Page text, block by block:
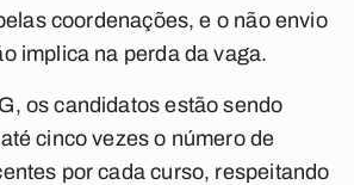
coordenações, e o não envio
implica na perda da vaga.
os candidatos estão sendo
cinco vezes o número de
por cada curso, respeitando